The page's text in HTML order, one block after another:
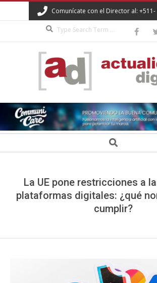
to
Comunícate con el Director al: +511-
ACTUALIDAD
DIGITAL Search
La UE pone restricciones a
plataformas digitales: ¿qué
cumplir?